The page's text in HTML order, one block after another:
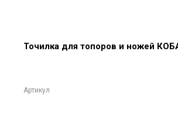
Точилка для топоров и ножей
Артикул